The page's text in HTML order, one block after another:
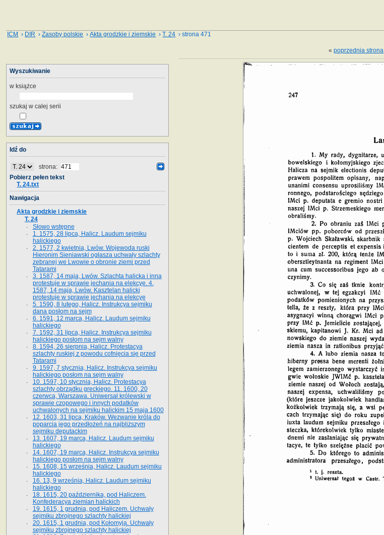
ICM › DIR ›Zasoby polskie ›Akta grodzkie i ziemskie ›T. 24 › strona 471
«poprzednia strona
Wyszukiwanie
w książce
szukaj w całej serii
Idź do
strona:
Pobierz pełen tekst
T. 24.txt
Nawigacja
Akta grodzkie i ziemskie
T. 24
Słowo wstępne
1. 1575, 28 lipca, Halicz. Laudum sejmiku
halickiego
2. 1577, 2 kwietnia, Lwów. Wojewoda ruski
Hieronim Sieniawski ogłasza uchwały szlachty
zebranej we Lwowie o obronie ziemi przed
Tatarami
3. 1587, 14 maja, Lwów. Szlachta halicka i inna
protestuje w sprawie jechania na elekcyę. 4.
1587, 14 maja, Lwów. Kasztelan halicki
protestuje w sprawie jechania na elekcyę
5. 1590, 8 lutego, Halicz. Instrukcya sejmiku
dana posłom na sejm
6. 1591, 12 marca, Halicz. Laudum sejmiku
halickiego
7. 1592, 31 lipca, Halicz. Instrukcya sejmiku
halickiego posłom na sejm walny
8. 1594, 26 sierpnia, Halicz. Protestacya
szlachty ruskiej z powodu cofnięcia się przed
Tatarami
9. 1597, 7 stycznia, Halicz. Instrukcya sejmiku
halickiego posłom na sejm walny
10. 1597, 10 stycznia, Halicz. Protestacya
szlachty obrządku greckiego. 11. 1600, 20
czerwca, Warszawa. Uniwersał królewski w
sprawie czopowego i innych podatków
uchwalonych na sejmiku halickim 15 maja 1600
12. 1603, 31 lipca, Kraków. Wezwanie króla do
poparcia jego przedłożeń na najbliższym
sejmiku deputackim
13. 1607, 19 marca, Halicz. Laudum sejmiku
halickiego
14. 1607, 19 marca, Halicz. Instrukcya sejmiku
halickiego posłom na sejm walny
15. 1608, 15 września, Halicz. Laudum sejmiku
halickiego
16. 13, 9 września, Halicz. Laudum sejmiku
halickiego
18. 1615, 20 października, pod Haliczem.
Konfederacya ziemian halickich
19. 1615, 1 grudnia, pod Haliczem. Uchwały
sejmiku zbrojnego szlachty halickiej
20. 1615, 1 grudnia, pod Kołomyją. Uchwały
sejmiku zbrojnego szlachty halickiej